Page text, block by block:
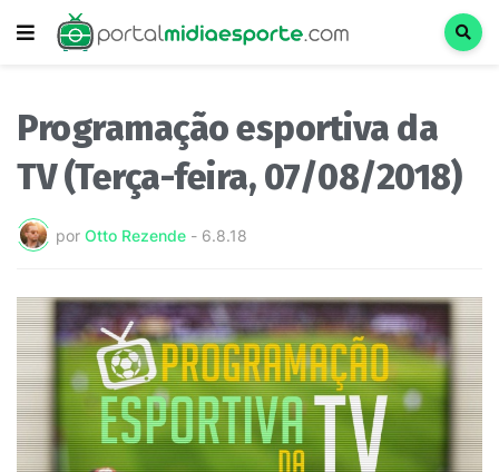
Programação esportiva da
TV (Terça-feira, 07/08/2018)
por Otto Rezende - 6.8.18